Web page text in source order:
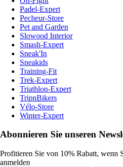
Padel-Expert
Pecheur-Store
Pet and Garden
Slowood Interior
Smash-Expert
Sneak'In
Sneakids
Training-Fit
Trek-Expert
Triathlon-Expert
TripnBikers
Vélo-Store
Winter-Expert
Abonnieren Sie unseren
Profitieren Sie von 10% Rabatt, wenn
anmelden